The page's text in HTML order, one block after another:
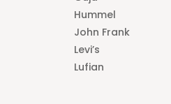
Hummel
John Frank
Levi’s
Lufian